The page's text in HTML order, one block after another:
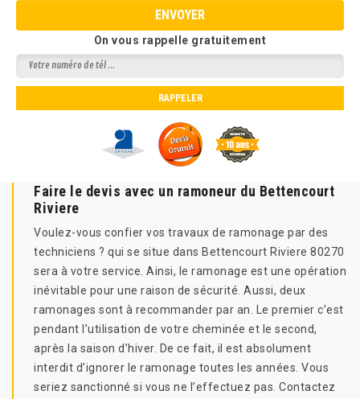
On vous rappelle gratuitement
Faire le devis avec un ramoneur du Bettencourt
Riviere
Voulez-vous confier vos travaux de ramonage par des
techniciens ? qui se situe dans Bettencourt Riviere 80270
sera à votre service. Ainsi, le ramonage est une opération
inévitable pour une raison de sécurité. Aussi, deux
ramonages sont à recommander par an. Le premier c’est
pendant l’utilisation de votre cheminée et le second,
après la saison d’hiver. De ce fait, il est absolument
interdit d’ignorer le ramonage toutes les années. Vous
seriez sanctionné si vous ne l’effectuez pas. Contactez